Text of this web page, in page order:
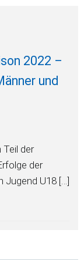
2022 –
und
der
der
Jugend U18 […]